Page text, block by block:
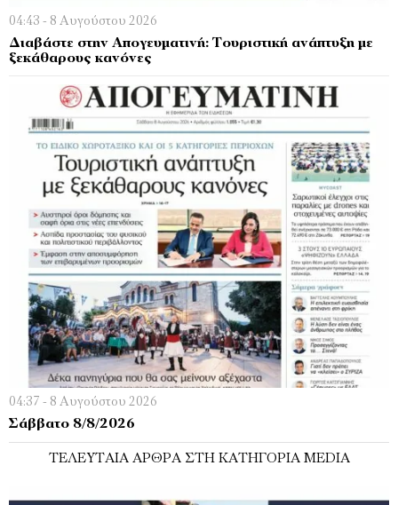
04:43 - 8 Αυγούστου 2026
Διαβάστε στην Απογευματινή: Τουριστική ανάπτυξη με
ξεκάθαρους κανόνες
04:37 - 8 Αυγούστου 2026
Σάββατο 8/8/2026
ΤΕΛΕΥΤΑΊΑ ΆΡΘΡΑ ΣΤΗ ΚΑΤΗΓΟΡΊΑ MEDIA